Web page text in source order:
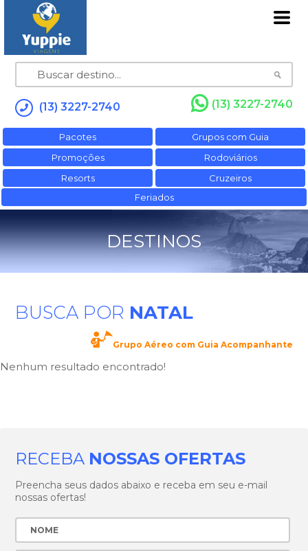
(13) 3227-2740 (13) 3227-2740
Pacotes
Grupos com Guia
Promoções
Rodoviários
Resorts
Cruzeiros
Feriados
DESTINOS
BUSCA POR NATAL
Grupo Aéreo com Guia Acompanhante
Nenhum resultado encontrado!
RECEBA NOSSAS OFERTAS
Preencha seus dados abaixo e receba em seu e-mail
nossas ofertas!